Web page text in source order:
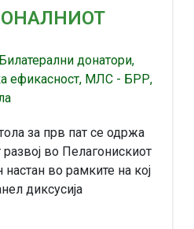
Билатерални донатори,
ефикасност, МЛС - БРР,
за прв пат се одржа
во Пелагонискиот
во рамките на кој
диксусија